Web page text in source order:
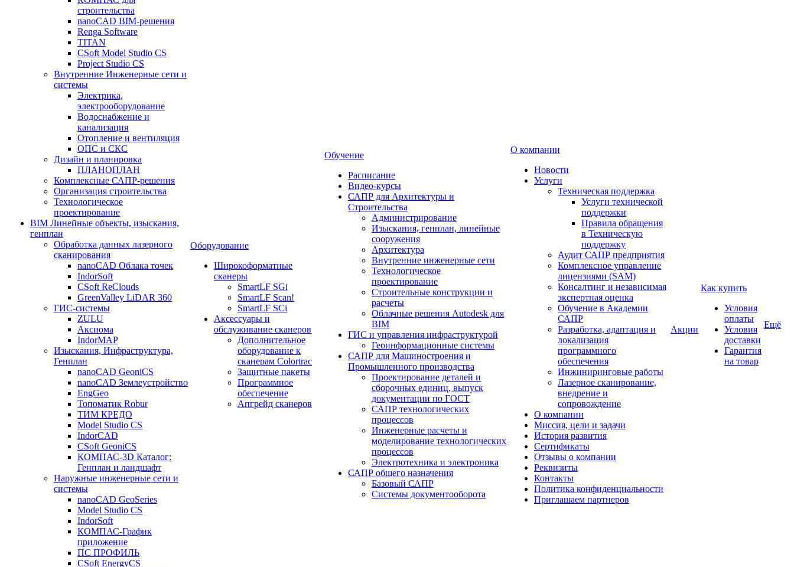
строительства
nanoCAD BIM-решения
Renga Software
TITAN
CSoft Model Studio CS
Project Studio CS
Внутренние Инженерные сети и
системы
Электрика,
электрооборудование
Водоснабжение и
канализация
Отопление и вентиляция
ОПС и СКС
Дизайн и планировка
ПЛАНОПЛАН
Комплексные САПР-решения
Организация строительства
Технологическое
проектирование
BIM Линейные объекты, изыскания,
генплан
Обработка данных лазерного
сканирования
nanoCAD Облака точек
IndorSoft
CSoft ReClouds
GreenValley LiDAR 360
ГИС-системы
ZULU
Аксиома
IndorMAP
Изыскания, Инфраструктура,
Генплан
nanoCAD GeoniCS
nanoCAD Землеустройство
EngGeo
Топоматик Robur
ТИМ КРЕДО
Model Studio CS
IndorCAD
CSoft GeoniCS
КОМПАС-3D Каталог:
Генплан и ландшафт
Наружные инженерные сети и
системы
nanoCAD GeoSeries
Model Studio CS
IndorSoft
КОМПАС-График
приложение
ПС ПРОФИЛЬ
CSoft EnergyCS
Оборудование
Широкоформатные
сканеры
SmartLF SGi
SmartLF Scan!
SmartLF SCi
Аксессуары и
обслуживание сканеров
Дополнительное
оборудование к
сканерам Colortrac
Защитные пакеты
Программное
обеспечение
Апгрейд сканеров
Обучение
Расписание
Видео-курсы
САПР для Архитектуры и
Строительства
Администрирование
Изыскания, генплан, линейные
сооружения
Архитектура
Внутренние инженерные сети
Технологическое
проектирование
Строительные конструкции и
расчеты
Облачные решения Autodesk для
BIM
ГИС и управления инфраструктурой
Геоинформационные системы
САПР для Машиностроения и
Промышленного производства
Проектирование деталей и
сборочных единиц, выпуск
документации по ГОСТ
САПР технологических
процессов
Инженерные расчеты и
моделирование технологических
процессов
Электротехника и электроника
САПР общего назначения
Базовый САПР
Системы документооборота
О компании
Новости
Услуги
Техническая поддержка
Услуги технической
поддержки
Правила обращения
в Техническую
поддержку
Аудит САПР предприятия
Комплексное управление
лицензиями (SAM)
Консалтинг и независимая
экспертная оценка
Обучение в Академии
САПР
Разработка, адаптация и
локализация
программного
обеспечения
Инжиниринговые работы
Лазерное сканирование,
внедрение и
сопровождение
О компании
Миссия, цели и задачи
История развития
Сертификаты
Отзывы о компании
Реквизиты
Контакты
Политика конфиденциальности
Приглашаем партнеров
Акции
Как купить
Условия
оплаты
Условия
доставки
Гарантия
на товар
Ещё